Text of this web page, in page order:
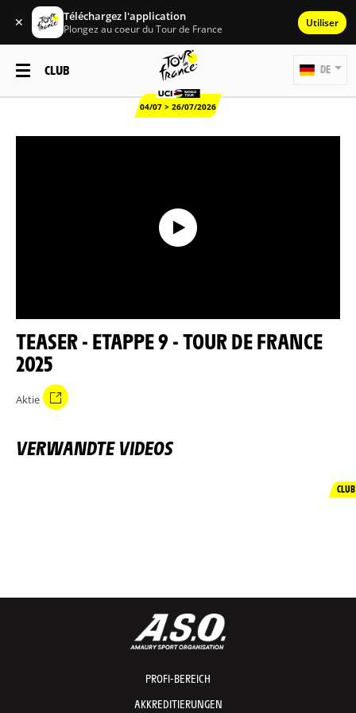
✕ Téléchargez l'application
Plongez au coeur du Tour de France Utiliser
CLUB
04/07 > 26/07/2026
DE
TEASER - ETAPPE 9 - TOUR DE FRANCE
2025
Aktie
VERWANDTE VIDEOS
CLUB
PROFI-BEREICH
AKKREDITIERUNGEN